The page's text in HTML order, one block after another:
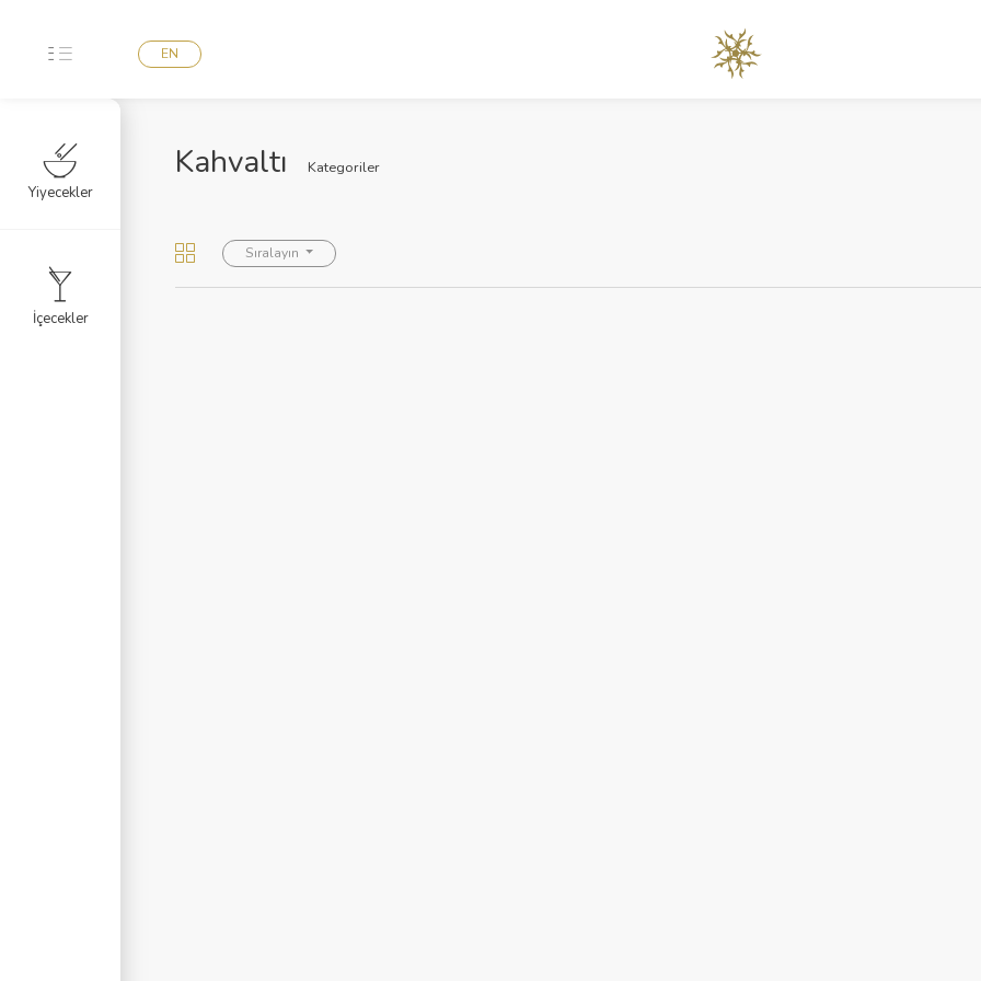
EN
Yiyecekler
İçecekler
Kahvaltı Kategoriler
Sıralayın